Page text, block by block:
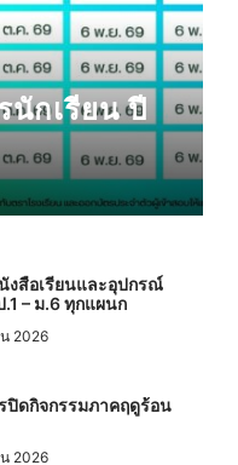
กเรียน ปี
งสือเรียนและอุปกรณ์
.1 – ม.6 ทุกแผนก
2026
ปิดกิจกรรมภาคฤดูร้อน
2026